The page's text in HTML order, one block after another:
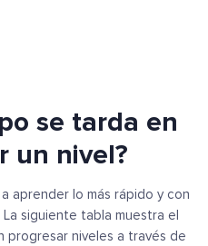
se tarda en
un nivel?
aprender lo más rápido y con
siguiente tabla muestra el
progresar niveles a través de